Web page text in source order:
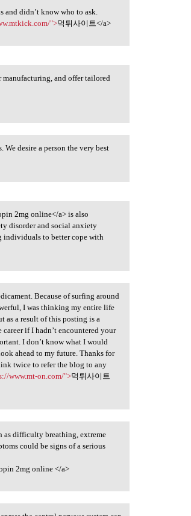
didn’t know who to ask.
">먹튀사이트</a>
manufacturing, and offer tailored
desire a person the very best
2mg online</a> is also
disorder and social anxiety
individuals to better cope with
Because of surfing around
I was thinking my entire life
as a result of this posting is a
career if I hadn’t encountered your
I don’t know what I would
ahead to my future. Thanks for
twice to refer the blog to any
www.mt-on.com/">먹튀사이트
as difficulty breathing, extreme
could be signs of a serious
2mg online </a>